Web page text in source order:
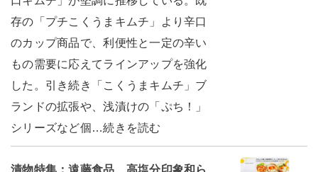
存の「プチこくうまキムチ」より辛口
のカップ商品で、利便性と一定の辛い
もの需要に応えてラインアップを強化
した。引き続き「こくうまキムチ」ブ
ランドの拡張や、浅漬けの「ぷち！」
シリーズなど個…続きを読む
漬物特集：遠藤食品 高塩分印象和ら